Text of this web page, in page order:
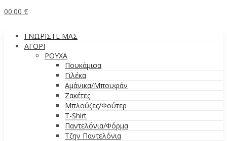
00.00 €
ΓΝΩΡΙΣΤΕ ΜΑΣ
ΑΓΟΡΙ
ΡΟΥΧΑ
Πουκάμισα
Γιλέκα
Αμάνικα/Μπουφάν
Ζακέτες
Μπλούζες/Φούτερ
T-Shirt
Παντελόνια/Φόρμα
Τζην Παντελόνια